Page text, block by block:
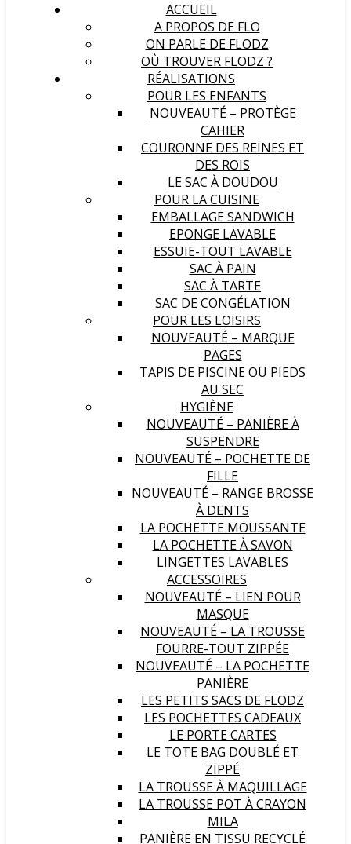
ACCUEIL
A PROPOS DE FLO
ON PARLE DE FLODZ
OÙ TROUVER FLODZ ?
RÉALISATIONS
POUR LES ENFANTS
NOUVEAUTÉ – PROTÈGE
CAHIER
COURONNE DES REINES ET
DES ROIS
LE SAC À DOUDOU
POUR LA CUISINE
EMBALLAGE SANDWICH
EPONGE LAVABLE
ESSUIE-TOUT LAVABLE
SAC À PAIN
SAC À TARTE
SAC DE CONGÉLATION
POUR LES LOISIRS
NOUVEAUTÉ – MARQUE
PAGES
TAPIS DE PISCINE OU PIEDS
AU SEC
HYGIÈNE
NOUVEAUTÉ – PANIÈRE À
SUSPENDRE
NOUVEAUTÉ – POCHETTE DE
FILLE
NOUVEAUTÉ – RANGE BROSSE
À DENTS
LA POCHETTE MOUSSANTE
LA POCHETTE À SAVON
LINGETTES LAVABLES
ACCESSOIRES
NOUVEAUTÉ – LIEN POUR
MASQUE
NOUVEAUTÉ – LA TROUSSE
FOURRE-TOUT ZIPPÉE
NOUVEAUTÉ – LA POCHETTE
PANIÈRE
LES PETITS SACS DE FLODZ
LES POCHETTES CADEAUX
LE PORTE CARTES
LE TOTE BAG DOUBLÉ ET
ZIPPÉ
LA TROUSSE À MAQUILLAGE
LA TROUSSE POT À CRAYON
MILA
PANIÈRE EN TISSU RECYCLÉ